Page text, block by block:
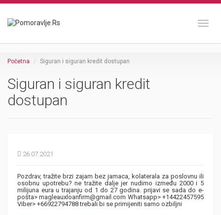
Početna Siguran i siguran kredit dostupan
Siguran i siguran kredit
dostupan
26.07.2021
Pozdrav, tražite brzi zajam bez jamaca, kolaterala za poslovnu ili
osobnu upotrebu? ne tražite dalje jer nudimo između 2000 i 5
milijuna eura u trajanju od 1 do 27 godina. prijavi se sada do e-
pošta> magleauxloanfirm@gmail.com Whatsapp> +14422457595
Viber> +66922794788 trebali bi se primijeniti samo ozbiljni